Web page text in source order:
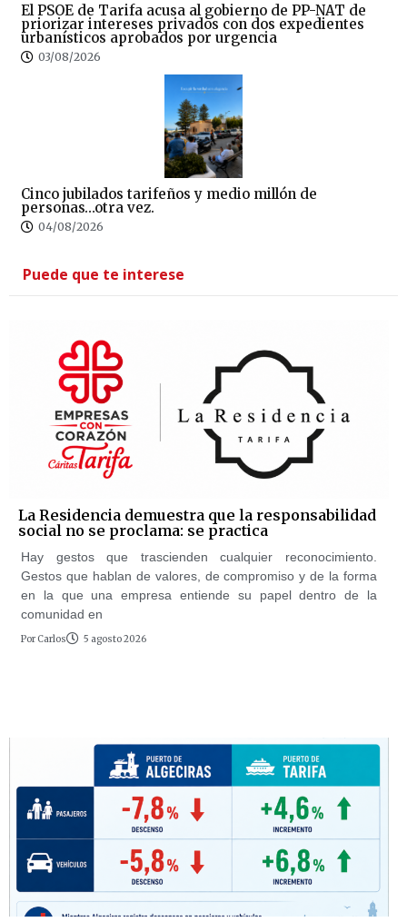
El PSOE de Tarifa acusa al gobierno de PP-NAT de
priorizar intereses privados con dos expedientes
urbanísticos aprobados por urgencia
03/08/2026
Cinco jubilados tarifeños y medio millón de
personas…otra vez.
04/08/2026
Puede que te interese
La Residencia demuestra que la responsabilidad
social no se proclama: se practica
Hay gestos que trascienden cualquier reconocimiento.
Gestos que hablan de valores, de compromiso y de la forma
en la que una empresa entiende su papel dentro de la
comunidad en
Por Carlos 5 agosto 2026